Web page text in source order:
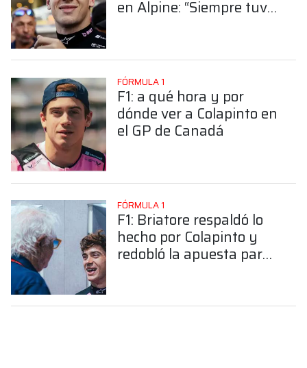
en Alpine: “Siempre tuve
FÓRMULA 1
F1: a qué hora y por
dónde ver a Colapinto en
el GP de Canadá
FÓRMULA 1
F1: Briatore respaldó lo
hecho por Colapinto y
redobló la apuesta para